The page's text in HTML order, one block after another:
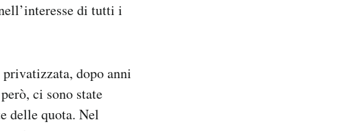
di tutti i
dopo anni
ci sono state
delle quota. Nel